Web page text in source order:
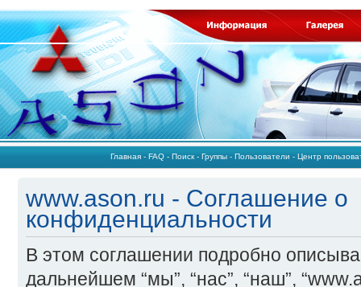
Главная - FAQ - Поиск - Группы - Пользователи - Центр
www.ason.ru - Соглашение о
конфиденциальности
В этом соглашении подробно
дальнейшем “мы”, “нас”, “наш”,